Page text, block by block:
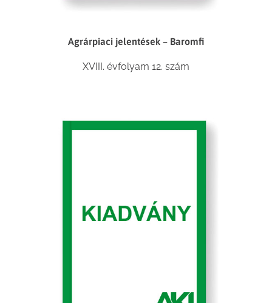
Agrárpiaci jelentések – Baromfi
XVIII. évfolyam 12. szám